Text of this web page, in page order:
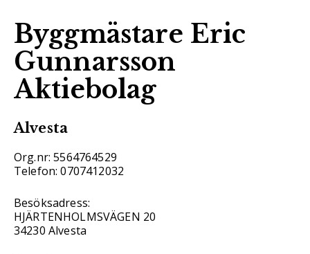
Byggmästare Eric
Gunnarsson
Aktiebolag
Alvesta
Org.nr: 5564764529
Telefon: 0707412032
Besöksadress:
HJÄRTENHOLMSVÄGEN 20
34230 Alvesta